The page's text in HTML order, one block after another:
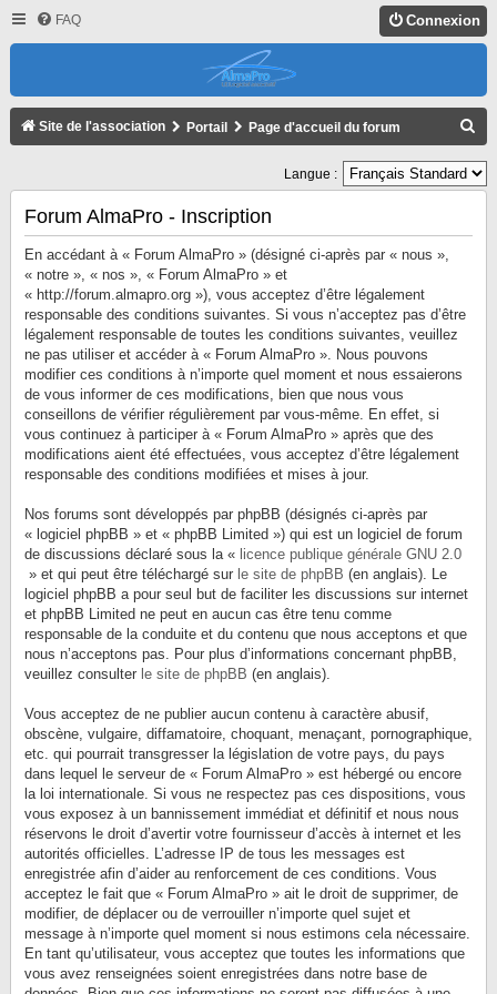
FAQ Connexion
Site de l'association Portail Page d'accueil du forum
C
Langue :
Forum AlmaPro - Inscription
En accédant à « Forum AlmaPro » (désigné ci-après par « nous »,
« notre », « nos », « Forum AlmaPro » et
« http://forum.almapro.org »), vous acceptez d’être légalement
responsable des conditions suivantes. Si vous n’acceptez pas d’être
légalement responsable de toutes les conditions suivantes, veuillez
ne pas utiliser et accéder à « Forum AlmaPro ». Nous pouvons
modifier ces conditions à n’importe quel moment et nous essaierons
de vous informer de ces modifications, bien que nous vous
conseillons de vérifier régulièrement par vous-même. En effet, si
vous continuez à participer à « Forum AlmaPro » après que des
modifications aient été effectuées, vous acceptez d’être légalement
responsable des conditions modifiées et mises à jour.
Nos forums sont développés par phpBB (désignés ci-après par
« logiciel phpBB » et « phpBB Limited ») qui est un logiciel de forum
de discussions déclaré sous la « licence publique générale GNU 2.0
» et qui peut être téléchargé sur le site de phpBB (en anglais). Le
logiciel phpBB a pour seul but de faciliter les discussions sur internet
et phpBB Limited ne peut en aucun cas être tenu comme
responsable de la conduite et du contenu que nous acceptons et que
nous n’acceptons pas. Pour plus d’informations concernant phpBB,
veuillez consulter le site de phpBB (en anglais).
Vous acceptez de ne publier aucun contenu à caractère abusif,
obscène, vulgaire, diffamatoire, choquant, menaçant, pornographique,
etc. qui pourrait transgresser la législation de votre pays, du pays
dans lequel le serveur de « Forum AlmaPro » est hébergé ou encore
la loi internationale. Si vous ne respectez pas ces dispositions, vous
vous exposez à un bannissement immédiat et définitif et nous nous
réservons le droit d’avertir votre fournisseur d’accès à internet et les
autorités officielles. L’adresse IP de tous les messages est
enregistrée afin d’aider au renforcement de ces conditions. Vous
acceptez le fait que « Forum AlmaPro » ait le droit de supprimer, de
modifier, de déplacer ou de verrouiller n’importe quel sujet et
message à n’importe quel moment si nous estimons cela nécessaire.
En tant qu’utilisateur, vous acceptez que toutes les informations que
vous avez renseignées soient enregistrées dans notre base de